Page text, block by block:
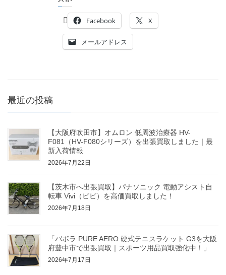
Facebook X
メールアドレス
最近の投稿
【大阪府吹田市】オムロン 低周波治療器 HV-
F081（HV-F080シリーズ）を出張買取しました｜最
新入荷情報
2026年7月22日
【茨木市へ出張買取】パナソニック 電動アシスト自
転車 Vivi（ビビ）を高価買取しました！
2026年7月18日
「バボラ PURE AERO 硬式テニスラケット G3を大阪
府豊中市で出張買取｜スポーツ用品買取強化中！」
2026年7月17日